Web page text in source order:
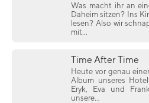
Was macht ihr an
Daheim sitzen? Ins
lesen? Also wir
mit...
Time After Time
Heute vor genau
Album unseres
Eryk, Eva und
unsere...